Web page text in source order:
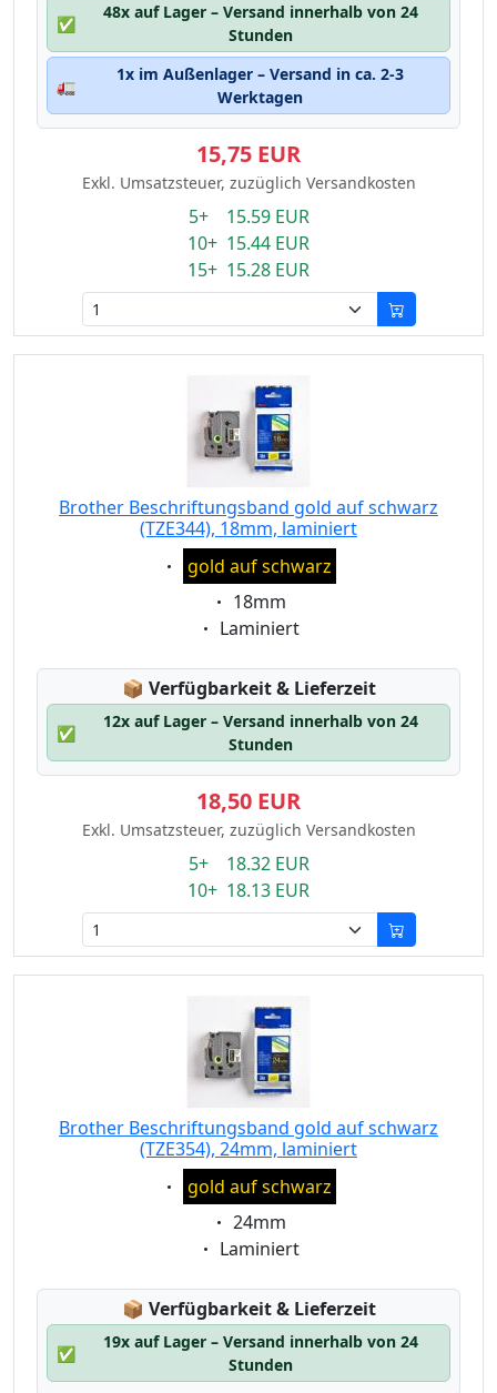
✅
48x auf Lager – Versand innerhalb von 24
Stunden
🚛
1x im Außenlager – Versand in ca. 2-3
Werktagen
15,75 EUR
Exkl. Umsatzsteuer, zuzüglich Versandkosten
5+ 15.59 EUR
10+ 15.44 EUR
15+ 15.28 EUR
Brother Beschriftungsband gold auf schwarz
(TZE344), 18mm, laminiert
Eigenschaft:
gold auf schwarz
Eigenschaft:
18mm
Eigenschaft:
Laminiert
📦 Lagerstatus:
Verfügbarkeit & Lieferzeit
✅
12x auf Lager – Versand innerhalb von 24
Stunden
18,50 EUR
Exkl. Umsatzsteuer, zuzüglich Versandkosten
5+ 18.32 EUR
10+ 18.13 EUR
Brother Beschriftungsband gold auf schwarz
(TZE354), 24mm, laminiert
Eigenschaft:
gold auf schwarz
Eigenschaft:
24mm
Eigenschaft:
Laminiert
📦 Lagerstatus:
Verfügbarkeit & Lieferzeit
✅
19x auf Lager – Versand innerhalb von 24
Stunden